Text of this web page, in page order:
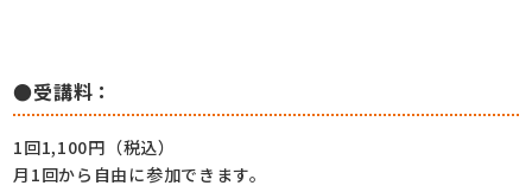
●受講料：
1回1,100円（税込）
月1回から自由に参加できます。